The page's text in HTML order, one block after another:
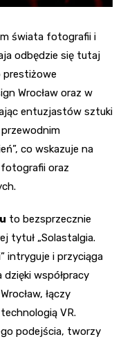
świata fotografii i
odbędzie się tutaj
prestiżowe
Wrocław oraz w
entuzjastów sztuki
co wskazuje na
oraz
to bezsprzecznie
tytuł „Solastalgia.
intryguje i przyciąga
współpracy
łączy
VR.
podejścia, tworzy